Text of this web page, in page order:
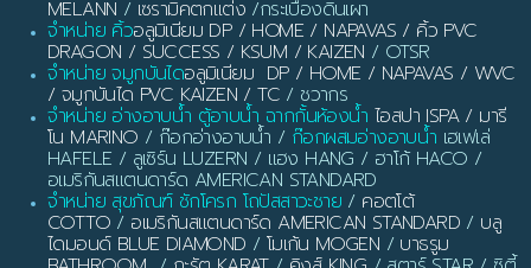
MELANN / เซรามิคตกแต่ง /กระเบื้องดินเผา
จำหน่าย คิ้วอลูมิเนียม DP / HOME / NAPAVAS / คิ้ว PVC
DRAGON / SUCCESS / KSUM / KAIZEN / OTSR
จำหน่าย จมูกบันไดอลูมิเนียม DP / HOME / NAPAVAS / WVC
/ จมูกบันได PVC KAIZEN / TC / ชวากร
จำหน่าย อ่างอาบน้ำ ตู้อาบน้ำ ฉากกั้นห้องน้ำ ไอสปา ISPA / มารี
โน MARINO / ก๊อกอ่างอาบน้ำ / ก๊อกผสมอ่างอาบน้ำ เฮเฟเล่
HAFELE / ลูเซิร์น LUZERN / แฮง HANG / ฮาโก้ HACO /
อเมริกันสแตนดาร์ด AMERICAN STANDARD
จำหน่าย สุขภัณฑ์ ชักโครก โถปัสสาวะชาย / คอตโต้
COTTO / อเมริกันสแตนดาร์ด AMERICAN STANDARD / บลู
ไดมอนด์ BLUE DIAMOND / โมเก้น MOGEN / บาธรูม